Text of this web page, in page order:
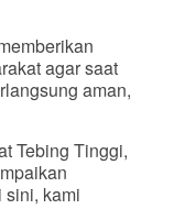
agar saat
aman,
Tebing Tinggi,
sini, kami